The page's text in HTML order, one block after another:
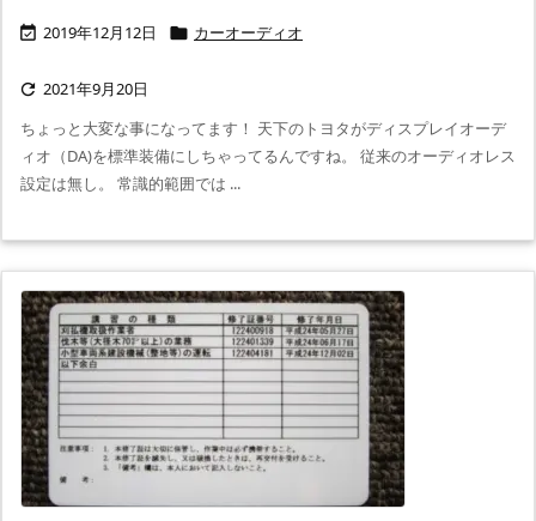
 2019年12月12日  カーオーディオ
 2021年9月20日
ちょっと大変な事になってます！ 天下のトヨタがディスプレイオーデ
ィオ（DA)を標準装備にしちゃってるんですね。 従来のオーディオレス
設定は無し。 常識的範囲では ...